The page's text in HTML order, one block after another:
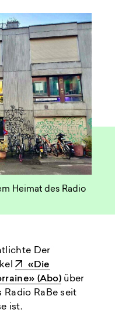
Heimat des Radio
Der
«Die
(Abo) über
Radio RaBe seit
ist.